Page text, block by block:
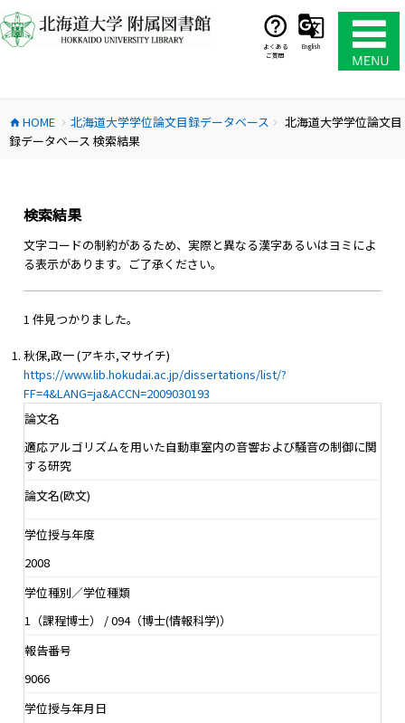
ン
テ
ス
キ
よくある
ご質問
English
home HOME chevron_right 北海道大学学位論文目録データベース chevron_right
北海道大学学位論文目
録データベース 検索結果
検索結果
文字コードの制約があるため、実際と異なる漢字あるいはヨミによ
る表示があります。ご了承ください。
1 件見つかりました。
秋保,政一 (アキホ,マサイチ)
https://www.lib.hokudai.ac.jp/dissertations/list/?
FF=4&LANG=ja&ACCN=2009030193
論文名
適応アルゴリズムを用いた自動車室内の音響および騒音の制御に関
する研究
論文名(欧文)
学位授与年度
2008
学位種別／学位種類
1（課程博士） / 094（博士(情報科学)）
報告番号
9066
学位授与年月日